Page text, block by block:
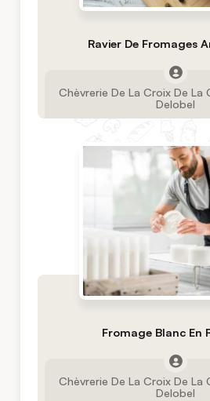
Ravier De Fromages
Chèvrerie De La Croix De La
Delobel
Fromage Blanc En
Chèvrerie De La Croix De La
Delobel